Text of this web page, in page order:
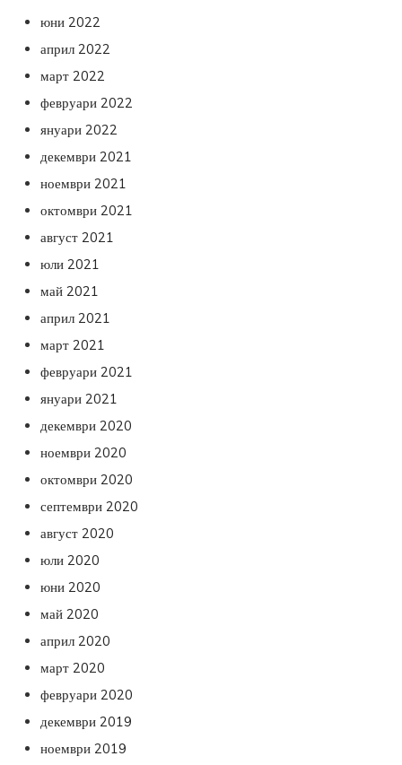
юни 2022
април 2022
март 2022
февруари 2022
януари 2022
декември 2021
ноември 2021
октомври 2021
август 2021
юли 2021
май 2021
април 2021
март 2021
февруари 2021
януари 2021
декември 2020
ноември 2020
октомври 2020
септември 2020
август 2020
юли 2020
юни 2020
май 2020
април 2020
март 2020
февруари 2020
декември 2019
ноември 2019